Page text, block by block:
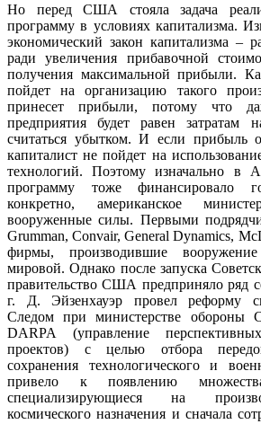
Но перед США стояла задача
программу в условиях капитализма.
экономический закон капитализма –
ради увеличения прибавочной
получения максимальной прибыли.
пойдет на организацию такого
принесет прибыли, потому что
предприятия будет равен затратам
считаться убытком. И если прибыль
капиталист не пойдет на
технологий. Поэтому изначально в
программу тоже финансировало
конкретно, американское
вооруженные силы. Первыми
Grumman, Convair, General Dynamics,
фирмы, производившие
мировой. Однако после запуска
правительство США предприняло ряд
г. Д. Эйзенхауэр провел реформу
Следом при министерстве
DARPA (управление перспективных
проектов) с целью отбора
сохранения технологического и
привело к появлению
специализирующиеся на
космического назначения и сначала